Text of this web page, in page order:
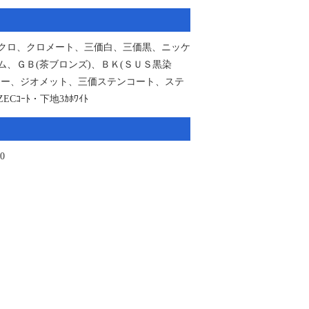
ロ、クロメート、三価白、三価黒、ニッケ
、ＧＢ(茶ブロンズ)、ＢＫ(ＳＵＳ黒染
、ジオメット、三価ステンコート、ステ
ｺｰﾄ・下地3ｶﾎﾜｲﾄ